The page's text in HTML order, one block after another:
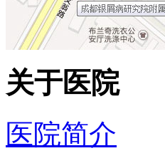
关于医院
医院简介